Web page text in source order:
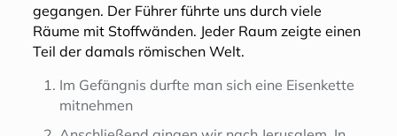
gegangen. Der Führer führte uns durch viele
Räume mit Stoffwänden. Jeder Raum zeigte einen
Teil der damals römischen Welt.
Im Gefängnis durfte man sich eine Eisenkette
mitnehmen